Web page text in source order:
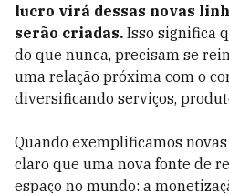
lucro virá dessas novas
serão criadas. Isso significa
do que nunca, precisam se
uma relação próxima com o
diversificando serviços,
Quando exemplificamos
claro que uma nova fonte de
espaço no mundo: a